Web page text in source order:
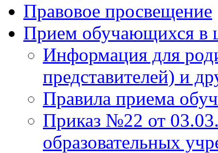
Правовое просвещение
Прием обучающихся в
Информация для
представителей) и
Правила приема
Приказ №22 от
образовательных